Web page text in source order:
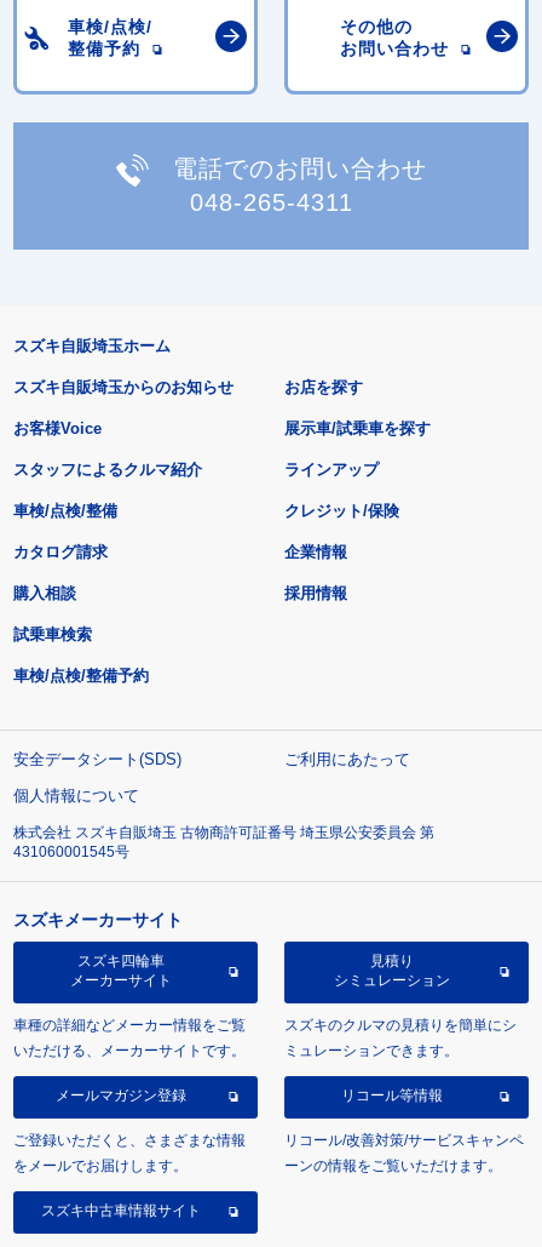
車検/点検/
整備予約
その他の
お問い合わせ
電話でのお問い合わせ
048-265-4311
スズキ自販埼玉ホーム
スズキ自販埼玉からのお知らせ
お客様Voice
スタッフによるクルマ紹介
お店を探す
展示車/試乗車を探す
ラインアップ
車検/点検/整備 クレジット/保険
カタログ請求
購入相談
試乗車検索
車検/点検/整備予約
企業情報
採用情報
安全データシート(SDS)
ご利用にあたって
個人情報について
株式会社 スズキ自販埼玉 古物商許可証番号 埼玉県公安委員会 第
431060001545号
スズキメーカーサイト
スズキ四輪車
メーカーサイト
車種の詳細などメーカー情報をご覧
いただける、メーカーサイトです。
見積り
シミュレーション
スズキのクルマの見積りを簡単にシ
ミュレーションできます。
メールマガジン登録
ご登録いただくと、さまざまな情報
をメールでお届けします。
リコール等情報
リコール/改善対策/サービスキャンペ
ーンの情報をご覧いただけます。
スズキ中古車情報サイト